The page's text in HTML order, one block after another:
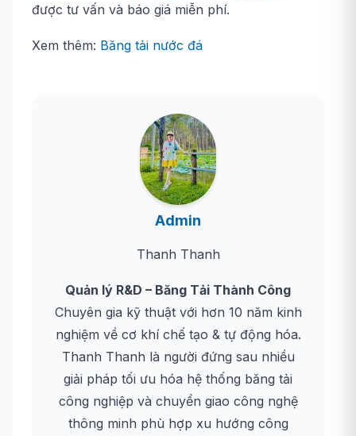
được tư vấn và báo giá miễn phí.
Xem thêm: Băng tải nước đá
Admin
Thanh Thanh
Quản lý R&D – Băng Tải Thành Công
Chuyên gia kỹ thuật với hơn 10 năm kinh
nghiệm về cơ khí chế tạo & tự động hóa.
Thanh Thanh là người đứng sau nhiều
giải pháp tối ưu hóa hệ thống băng tải
công nghiệp và chuyển giao công nghệ
thông minh phù hợp xu hướng công